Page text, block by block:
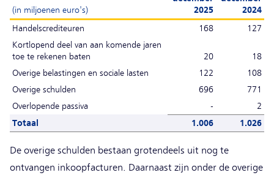
(in miljoenen euro's)
2025
2024
Handelscrediteuren
168
127
Kortlopend deel van aan komende jaren
toe te rekenen baten
20
18
Overige belastingen en sociale lasten
122
108
Overige schulden
696
771
Overlopende passiva
-
2
Totaal
1.006 1.026
De overige schulden bestaan grotendeels uit nog te
ontvangen inkoopfacturen. Daarnaast zijn onder de overige